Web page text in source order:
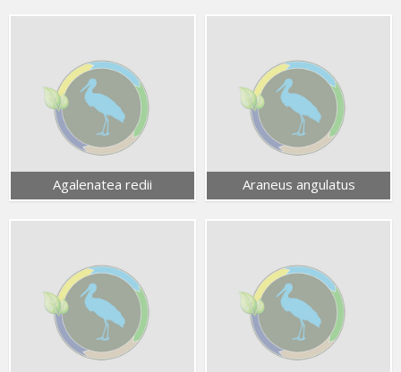
Agalenatea redii Araneus angulatus